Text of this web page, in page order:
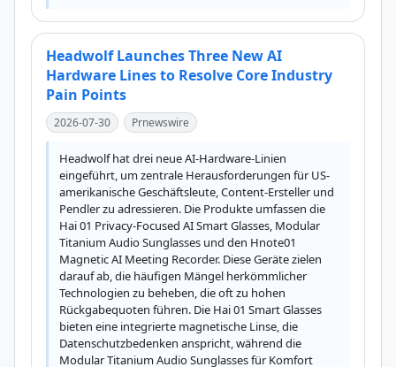
Headwolf Launches Three New AI
Hardware Lines to Resolve Core Industry
Pain Points
2026-07-30 Prnewswire
Headwolf hat drei neue AI-Hardware-Linien
eingeführt, um zentrale Herausforderungen für US-
amerikanische Geschäftsleute, Content-Ersteller und
Pendler zu adressieren. Die Produkte umfassen die
Hai 01 Privacy-Focused AI Smart Glasses, Modular
Titanium Audio Sunglasses und den Hnote01
Magnetic AI Meeting Recorder. Diese Geräte zielen
darauf ab, die häufigen Mängel herkömmlicher
Technologien zu beheben, die oft zu hohen
Rückgabequoten führen. Die Hai 01 Smart Glasses
bieten eine integrierte magnetische Linse, die
Datenschutzbedenken anspricht, während die
Modular Titanium Audio Sunglasses für Komfort